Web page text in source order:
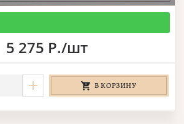
5 275 Р./шт
В КОРЗИНУ